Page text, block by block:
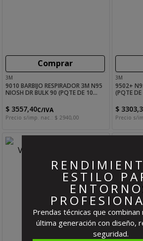
Comprar
3M
9010 BARBIJO RESPIRADOR 3M N95
NIOSH DR BULK 90 (PQTE DE 10
$ 3557,40C/IVA
Precio s/imp. nac.: $ 2940,00
3M
9502+
(PQTE
$ 3303,
Precio s/
ESTILO
Prendas técnicas que
última generación con diseño,
seguridad.